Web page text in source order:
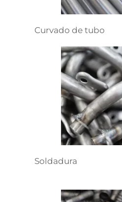
Curvado de tubo
Soldadura